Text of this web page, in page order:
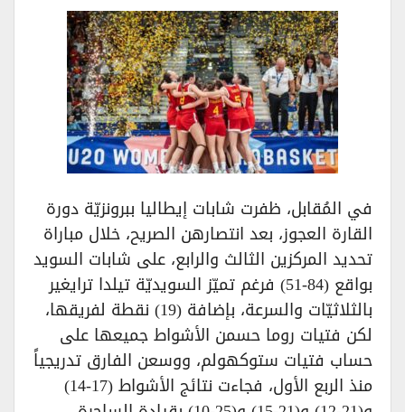
في المُقابل، ظفرت شابات إيطاليا ببرونزيّة دورة
القارة العجوز، بعد انتصارهن الصريح، خلال مباراة
تحديد المركزين الثالث والرابع، على شابات السويد
بواقع (84-51) فرغم تميّز السويديّة تيلدا ترايغير
بالثلاثيّات والسرعة، بإضافة (19) نقطة لفريقها،
لكن فتيات روما حسمن الأشواط جميعها على
حساب فتيات ستوكهولم، ووسعن الفارق تدريجياً
منذ الربع الأول، فجاءت نتائج الأشواط (17-14)